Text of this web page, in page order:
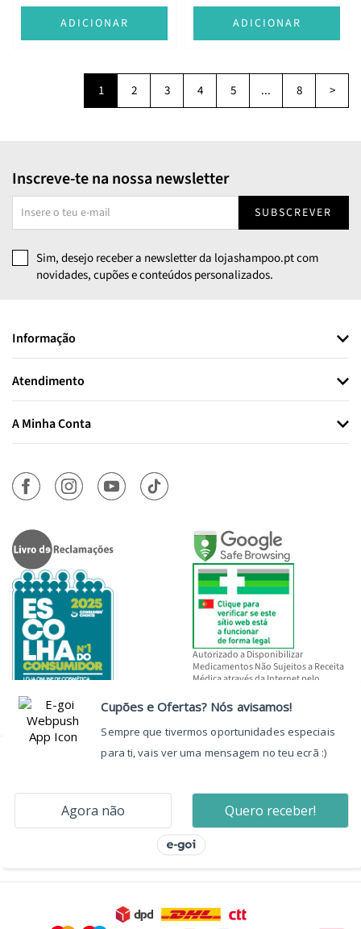
ADICIONAR ADICIONAR
1 2 3 4 5 ... 8 >
Inscreve-te na nossa newsletter
SUBSCREVER
Sim, desejo receber a newsletter da lojashampoo.pt com
novidades, cupões e conteúdos personalizados.
Informação
Atendimento
A Minha Conta
Autorizado a Disponibilizar
Medicamentos Não Sujeitos a Receita
Médica através da Internet pelo